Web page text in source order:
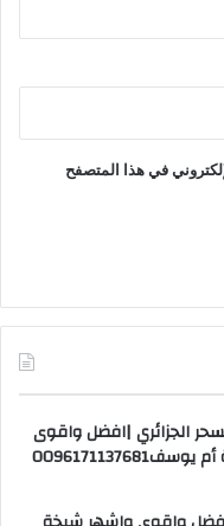
في هذا المتصفح
الجزائري |افضل واقوى